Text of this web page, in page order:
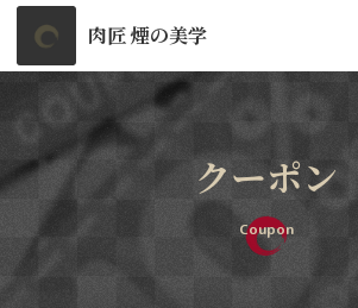
肉匠 煙の美学
クーポン
Coupon